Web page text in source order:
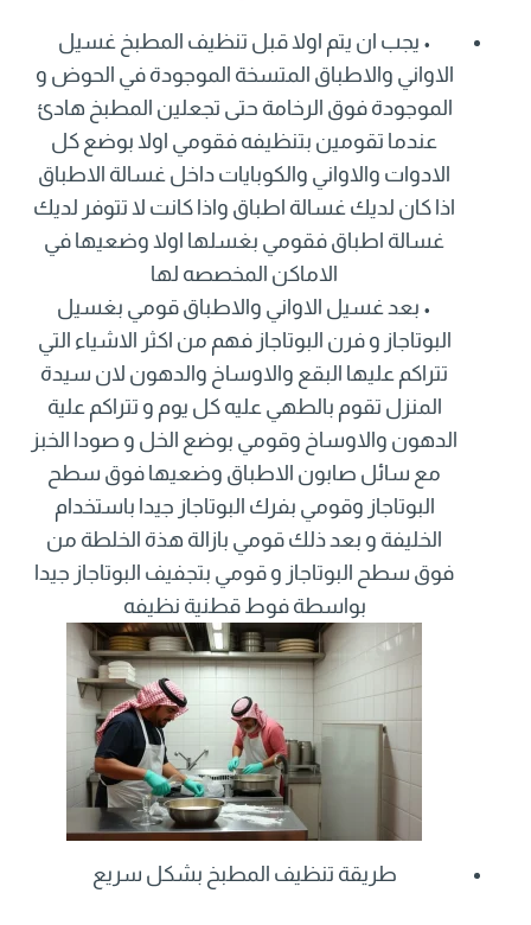
• يجب ان يتم اولا قبل تنظيف المطبخ غسيل
الاواني والاطباق المتسخة الموجودة في الحوض و
الموجودة فوق الرخامة حتى تجعلين المطبخ هادئ
عندما تقومين بتنظيفه فقومي اولا بوضع كل
الادوات والاواني والكوبايات داخل غسالة الاطباق
اذا كان لديك غسالة اطباق واذا كانت لا تتوفر لديك
غسالة اطباق فقومي بغسلها اولا وضعيها في
الاماكن المخصصه لها
• بعد غسيل الاواني والاطباق قومي بغسيل
البوتاجاز و فرن البوتاجاز فهم من اكثر الاشياء التي
تتراكم عليها البقع والاوساخ والدهون لان سيدة
المنزل تقوم بالطهي عليه كل يوم و تتراكم علية
الدهون والاوساخ وقومي بوضع الخل و صودا الخبز
مع سائل صابون الاطباق وضعيها فوق سطح
البوتاجاز وقومي بفرك البوتاجاز جيدا باستخدام
الخليفة و بعد ذلك قومي بازالة هذة الخلطة من
فوق سطح البوتاجاز و قومي بتجفيف البوتاجاز جيدا
بواسطة فوط قطنية نظيفه
طريقة تنظيف المطبخ بشكل سريع